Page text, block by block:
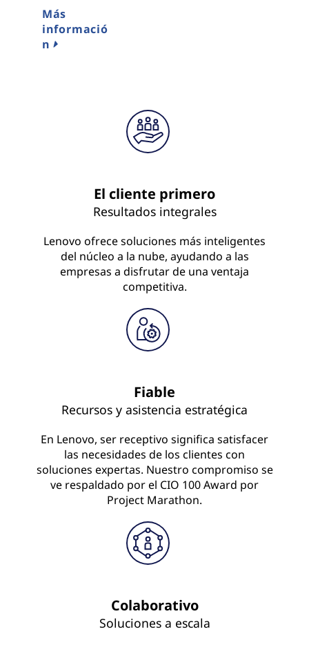
Más
informació
n
El cliente primero
Resultados integrales
Lenovo ofrece soluciones más inteligentes
del núcleo a la nube, ayudando a las
empresas a disfrutar de una ventaja
competitiva.
Fiable
Recursos y asistencia estratégica
En Lenovo, ser receptivo significa satisfacer
las necesidades de los clientes con
soluciones expertas. Nuestro compromiso se
ve respaldado por el CIO 100 Award por
Project Marathon.
Colaborativo
Soluciones a escala